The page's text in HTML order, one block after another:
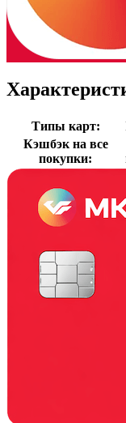
Типы карт:
Кэшбэк на все
покупки: